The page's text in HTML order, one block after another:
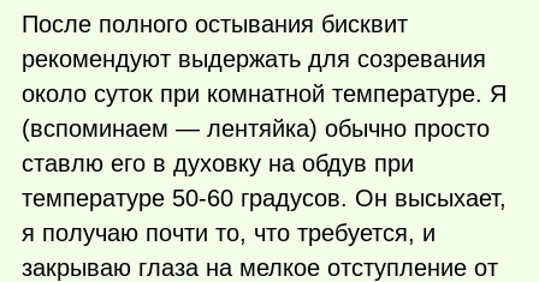
После полного остывания бисквит
рекомендуют выдержать для созревания
около суток при комнатной температуре. Я
(вспоминаем — лентяйка) обычно просто
ставлю его в духовку на обдув при
температуре 50-60 градусов. Он высыхает,
я получаю почти то, что требуется, и
закрываю глаза на мелкое отступление от